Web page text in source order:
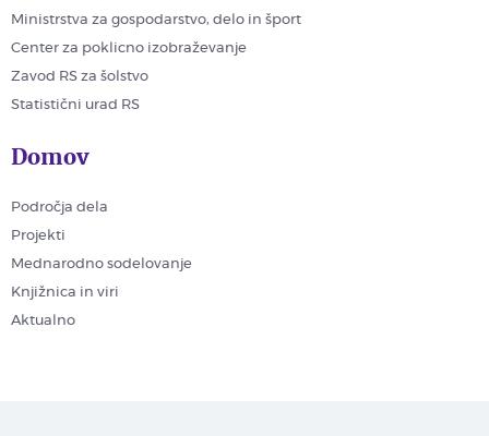
Ministrstva za gospodarstvo, delo in šport
Center za poklicno izobraževanje
Zavod RS za šolstvo
Statistični urad RS
Domov
Področja dela
Projekti
Mednarodno sodelovanje
Knjižnica in viri
Aktualno